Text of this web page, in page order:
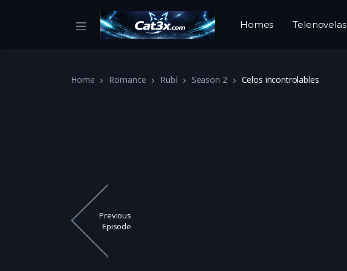
Homes Telenovelas
Home Romance Rubí Season 2 Celos incontrolables
Previous
Episode